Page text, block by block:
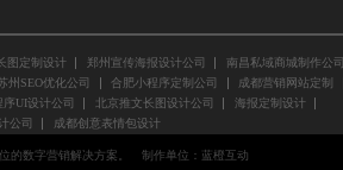
图定制设计 郑州宣传海报设计公司
南昌私域商城制作公司
州SEO优化公司
合肥小程序定制公司
成都营销网站定制
UI设计公司
北京推文长图设计公司
海报定制设计
公司
成都创意表情包设计
的数字营销解决方案。 制作单位： 蓝橙互动